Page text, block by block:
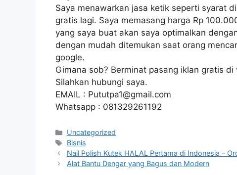
Saya menawarkan jasa ketik seperti syarat
gratis lagi. Saya memasang harga Rp
yang saya buat akan saya optimalkan
dengan mudah ditemukan saat orang
google.
Gimana sob? Berminat pasang iklan gratis di
Silahkan hubungi saya.
EMAIL : Pututpa1@gmail.com
Whatsapp : 081329261192
Categories
Uncategorized
Tags
Bisnis
Nail Polish Kutek HALAL Pertama di Indonesia –
Alat Bantu Dengar yang Bagus dan Modern